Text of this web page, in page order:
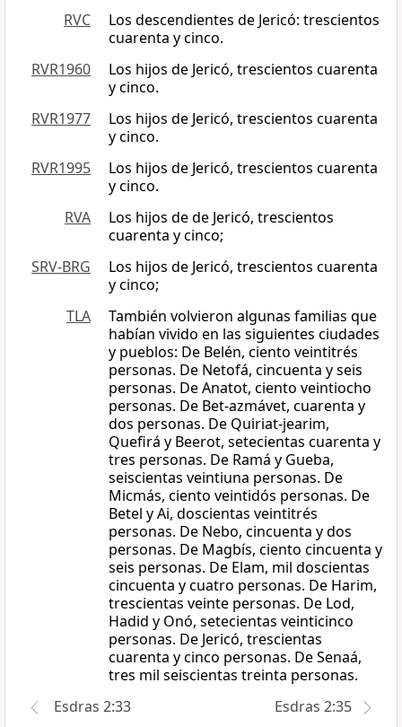
RVC
Los descendientes de Jericó: trescientos
cuarenta y cinco.
RVR1960
Los hijos de Jericó, trescientos cuarenta
y cinco.
RVR1977
Los hijos de Jericó, trescientos cuarenta
y cinco.
RVR1995
Los hijos de Jericó, trescientos cuarenta
y cinco.
RVA
Los hijos de de Jericó, trescientos
cuarenta y cinco;
SRV-BRG
Los hijos de Jericó, trescientos cuarenta
y cinco;
TLA
También volvieron algunas familias que
habían vivido en las siguientes ciudades
y pueblos: De Belén, ciento veintitrés
personas. De Netofá, cincuenta y seis
personas. De Anatot, ciento veintiocho
personas. De Bet-azmávet, cuarenta y
dos personas. De Quiriat-jearim,
Quefirá y Beerot, setecientas cuarenta y
tres personas. De Ramá y Gueba,
seiscientas veintiuna personas. De
Micmás, ciento veintidós personas. De
Betel y Ai, doscientas veintitrés
personas. De Nebo, cincuenta y dos
personas. De Magbís, ciento cincuenta y
seis personas. De Elam, mil doscientas
cincuenta y cuatro personas. De Harim,
trescientas veinte personas. De Lod,
Hadid y Onó, setecientas veinticinco
personas. De Jericó, trescientas
cuarenta y cinco personas. De Senaá,
tres mil seiscientas treinta personas.
Esdras 2:33
Esdras 2:35